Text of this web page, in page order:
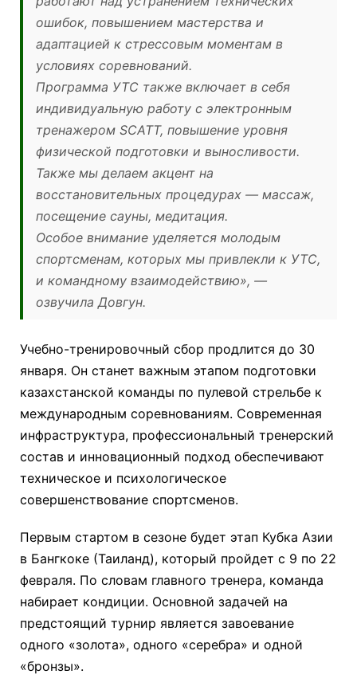
ошибок, повышением мастерства и
адаптацией к стрессовым моментам в
условиях соревнований.
Программа УТС также включает в себя
индивидуальную работу с электронным
тренажером SCATT, повышение уровня
физической подготовки и выносливости.
Также мы делаем акцент на
восстановительных процедурах — массаж,
посещение сауны, медитация.
Особое внимание уделяется молодым
спортсменам, которых мы привлекли к УТС,
и командному взаимодействию», —
озвучила Довгун.
Учебно-тренировочный сбор продлится до 30
января. Он станет важным этапом подготовки
казахстанской команды по пулевой стрельбе к
международным соревнованиям. Современная
инфраструктура, профессиональный тренерский
состав и инновационный подход обеспечивают
техническое и психологическое
совершенствование спортсменов.
Первым стартом в сезоне будет этап Кубка Азии
в Бангкоке (Таиланд), который пройдет с 9 по 22
февраля. По словам главного тренера, команда
набирает кондиции. Основной задачей на
предстоящий турнир является завоевание
одного «золота», одного «серебра» и одной
«бронзы».